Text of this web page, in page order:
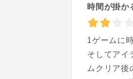
時間が掛か
1ゲームに
そしてアイ
ムクリア後